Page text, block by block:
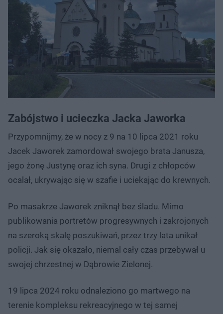
Zabójstwo i ucieczka Jacka Jaworka
Przypomnijmy, że w nocy z 9 na 10 lipca 2021 roku
Jacek Jaworek zamordował swojego brata Janusza,
jego żonę Justynę oraz ich syna. Drugi z chłopców
ocalał, ukrywając się w szafie i uciekając do krewnych.
Po masakrze Jaworek zniknął bez śladu. Mimo
publikowania portretów progresywnych i zakrojonych
na szeroką skalę poszukiwań, przez trzy lata unikał
policji. Jak się okazało, niemal cały czas przebywał u
swojej chrzestnej w Dąbrowie Zielonej.
19 lipca 2024 roku odnaleziono go martwego na
terenie kompleksu rekreacyjnego w tej samej